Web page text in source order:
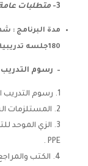
3- متطلبات
مدة البرنامج :
180جلسه تدريبية ( 40% نظري , 60% عملي ) .
– رسوم التدريب
رسوم التدريب
المستلزمات
الزي الموحد
PPE .
الكتب